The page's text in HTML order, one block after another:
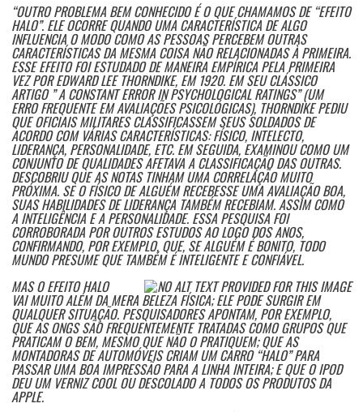
“OUTRO PROBLEMA BEM CONHECIDO É O QUE CHAMAMOS DE “EFEITO
HALO”. ELE OCORRE QUANDO UMA CARACTERÍSTICA DE ALGO
INFLUENCIA O MODO COMO AS PESSOAS PERCEBEM OUTRAS
CARACTERÍSTICAS DA MESMA COISA NÃO RELACIONADAS À PRIMEIRA.
ESSE EFEITO FOI ESTUDADO DE MANEIRA EMPÍRICA PELA PRIMEIRA
VEZ POR EDWARD LEE THORNDIKE, EM 1920. EM SEU CLÁSSICO
ARTIGO ” A CONSTANT ERROR IN PSYCHOLOGICAL RATINGS” (UM
ERRO FREQUENTE EM AVALIAÇÕES PSICOLÓGICAS), THORNDIKE PEDIU
QUE OFICIAIS MILITARES CLASSIFICASSEM SEUS SOLDADOS DE
ACORDO COM VÁRIAS CARACTERÍSTICAS: FÍSICO, INTELECTO,
LIDERANÇA, PERSONALIDADE, ETC. EM SEGUIDA, EXAMINOU COMO UM
CONJUNTO DE QUALIDADES AFETAVA A CLASSIFICAÇÃO DAS OUTRAS.
DESCOBRIU QUE AS NOTAS TINHAM UMA CORRELAÇÃO MUITO
PRÓXIMA. SE O FÍSICO DE ALGUÉM RECEBESSE UMA AVALIAÇÃO BOA,
SUAS HABILIDADES DE LIDERANÇA TAMBÉM RECEBIAM. ASSIM COMO
A INTELIGÊNCIA E A PERSONALIDADE. ESSA PESQUISA FOI
CORROBORADA POR OUTROS ESTUDOS AO LOGO DOS ANOS,
CONFIRMANDO, POR EXEMPLO, QUE, SE ALGUÉM É BONITO, TODO
MUNDO PRESUME QUE TAMBÉM É INTELIGENTE E CONFIÁVEL.
MAS O EFEITO HALO
VAI MUITO ALÉM DA MERA BELEZA FÍSICA; ELE PODE SURGIR EM
QUALQUER SITUAÇÃO. PESQUISADORES APONTAM, POR EXEMPLO,
QUE AS ONGS SÃO FREQUENTEMENTE TRATADAS COMO GRUPOS QUE
PRATICAM O BEM, MESMO QUE NÃO O PRATIQUEM; QUE AS
MONTADORAS DE AUTOMÓVEIS CRIAM UM CARRO “HALO” PARA
PASSAR UMA BOA IMPRESSÃO PARA A LINHA INTEIRA; E QUE O IPOD
DEU UM VERNIZ COOL OU DESCOLADO A TODOS OS PRODUTOS DA
APPLE.